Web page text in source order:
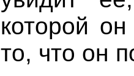
которой
то, что он